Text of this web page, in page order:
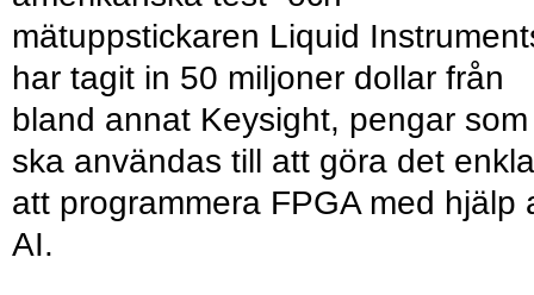
mätuppstickaren Liquid
har tagit in 50 miljoner dollar från
bland annat Keysight, pengar som
ska användas till att göra det
att programmera FPGA med hjälp
AI.